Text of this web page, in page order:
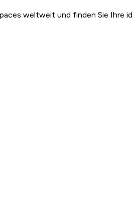
weltweit und finden Sie Ihre